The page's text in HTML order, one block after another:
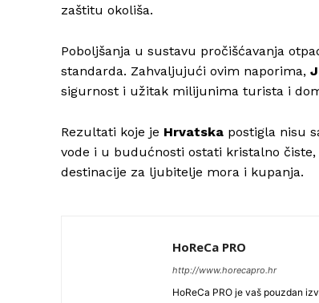
zaštitu okoliša.
Poboljšanja u sustavu pročišćavanja
standarda. Zahvaljujući ovim naporima,
sigurnost i užitak milijunima turista i
Rezultati koje je Hrvatska postigla nisu
vode i u budućnosti ostati kristalno
destinacije za ljubitelje mora i kupanja.
HoReCa PRO
http://www.horecapro.hr
HoReCa PRO je vaš pouzdan